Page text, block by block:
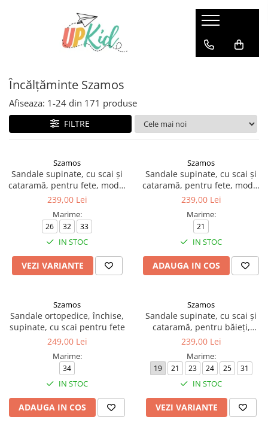
Pentru iarnă
Ghete
Încălțăminte Szamos
Afiseaza: 1-24 din 171 produse
FILTRE
Szamos
Sandale supinate, cu scai și
cataramă, pentru fete, model
cu fluture si floare
239,00 Lei
Marime:
26 32 33
IN STOC
VEZI VARIANTE
Szamos
Sandale supinate, cu scai și
cataramă, pentru fete, model
cu fluture
239,00 Lei
Marime:
21
IN STOC
ADAUGA IN COS
Szamos
Sandale ortopedice, închise,
supinate, cu scai pentru fete
249,00 Lei
Marime:
34
IN STOC
ADAUGA IN COS
Szamos
Sandale supinate, cu scai și
cataramă, pentru băieți,
model cu mașină
239,00 Lei
Marime:
19 21 23 24 25 31
IN STOC
VEZI VARIANTE